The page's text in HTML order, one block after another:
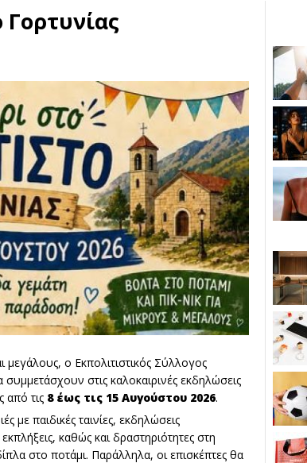
ο Εκπολιτιστικός Σύλλογος
στις καλοκαιρινές εκδηλώσεις
από τις 8 έως τις 15 Αυγούστου 2026.
με παιδικές ταινίες, εκδηλώσεις
καθώς και δραστηριότητες στη
στο ποτάμι. Παράλληλα, οι επισκέπτες θα